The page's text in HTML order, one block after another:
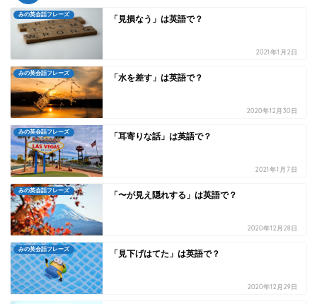
みの英会話フレーズ 「見損なう」は英語で？
2021年1月2日
みの英会話フレーズ 「水を差す」は英語で？
2020年12月30日
みの英会話フレーズ 「耳寄りな話」は英語で？
2021年1月7日
みの英会話フレーズ 「〜が見え隠れする」は英語で？
2020年12月28日
みの英会話フレーズ 「見下げはてた」は英語で？
2020年12月29日